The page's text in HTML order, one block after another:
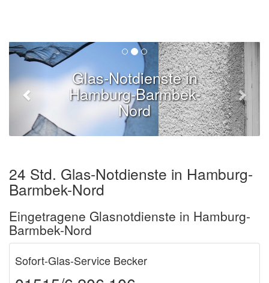
Glas-Notdienste in
Hamburg-Barmbek-
Nord
24 Std. Glas-Notdienste in Hamburg-
Barmbek-Nord
Eingetragene Glasnotdienste in Hamburg-
Barmbek-Nord
Sofort-Glas-Service Becker